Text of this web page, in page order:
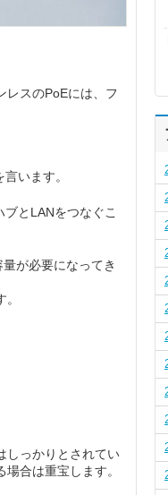
レスのPoEには、フ
います。
とLANをつなぐこ
が必要になってき
しっかりとされてい
合は重宝します。